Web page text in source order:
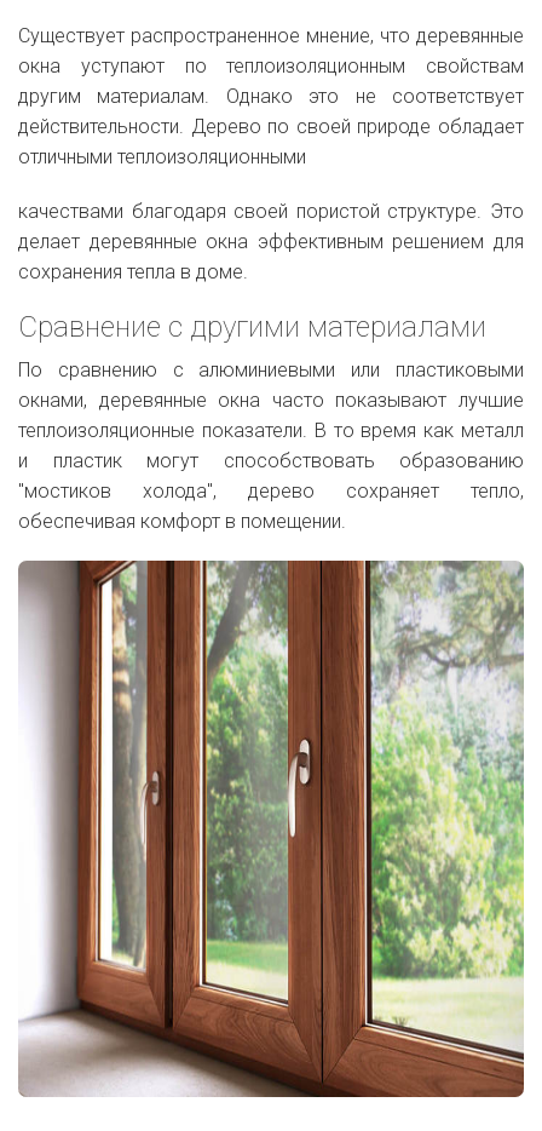
Существует распространенное мнение, что деревянные
окна уступают по теплоизоляционным свойствам
другим материалам. Однако это не соответствует
действительности. Дерево по своей природе обладает
отличными теплоизоляционными
качествами благодаря своей пористой структуре. Это
делает деревянные окна эффективным решением для
сохранения тепла в доме.
Сравнение с другими материалами
По сравнению с алюминиевыми или пластиковыми
окнами, деревянные окна часто показывают лучшие
теплоизоляционные показатели. В то время как металл
и пластик могут способствовать образованию
"мостиков холода", дерево сохраняет тепло,
обеспечивая комфорт в помещении.